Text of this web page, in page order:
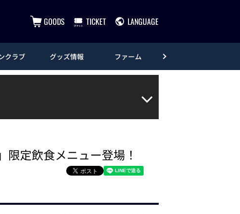
GOODS TICKET LANGUAGE
クラブ グッズ情報 ファーム
限定飲食メニュー登場！